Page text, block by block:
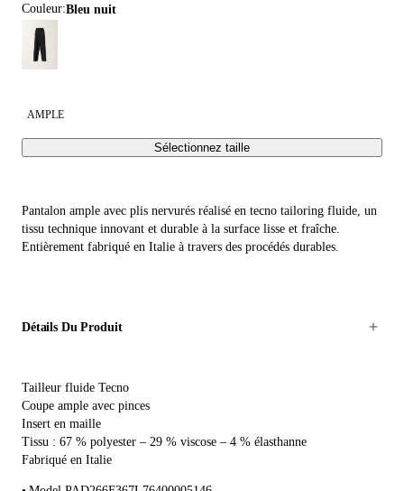
Couleur: bleu nuit
AMPLE
Sélectionnez taille
Pantalon ample avec plis nervurés réalisé en tecno tailoring fluide, un
tissu technique innovant et durable à la surface lisse et fraîche.
Entièrement fabriqué en Italie à travers des procédés durables.
Détails Du Produit
Tailleur fluide Tecno
Coupe ample avec pinces
Insert en maille
Tissu : 67 % polyester – 29 % viscose – 4 % élasthanne
Fabriqué en Italie